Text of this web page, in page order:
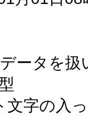
ータを扱
文字の入